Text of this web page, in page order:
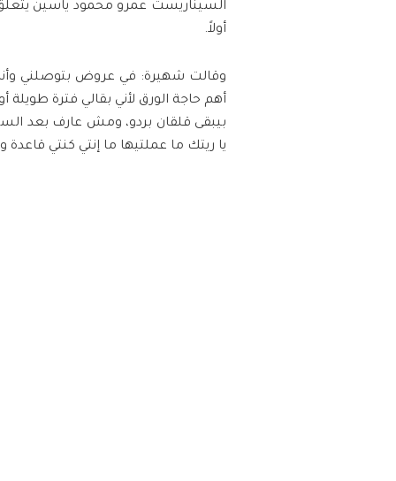
السيناريست عمرو محمود ياسين
أولاً.
وقالت شهيرة: في عروض بتوصلني
أهم حاجة الورق لأني بقالي فترة
بيبقى قلقان بردو، ومش عارف بعد
يا ريتك ما عملتيها ما إنتي كنتي قاعدة